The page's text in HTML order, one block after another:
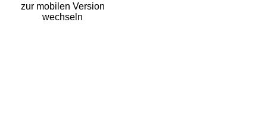
zur mobilen Version
wechseln